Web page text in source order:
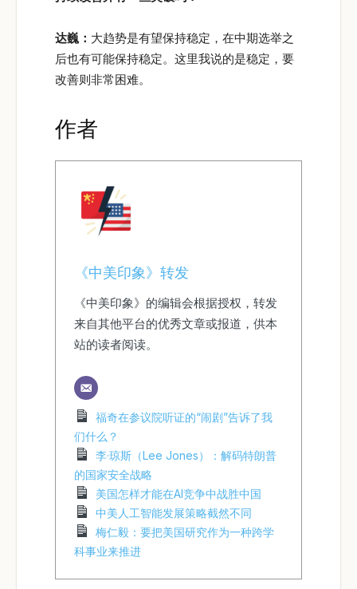
达巍： 大趋势是有望保持稳定，在中期选举之
后也有可能保持稳定。这里我说的是稳定，要
改善则非常困难。
作者
《中美印象》转发
《中美印象》的编辑会根据授权，转发
来自其他平台的优秀文章或报道，供本
站的读者阅读。
福奇在参议院听证的“闹剧”告诉了我
们什么？
李·琼斯（Lee Jones）：解码特朗普
的国家安全战略
美国怎样才能在AI竞争中战胜中国
中美人工智能发展策略截然不同
梅仁毅：要把美国研究作为一种跨学
科事业来推进